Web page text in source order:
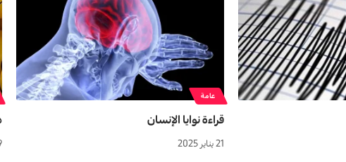
عامة
قراءة نوايا الإنسان
21 يناير 2025 9